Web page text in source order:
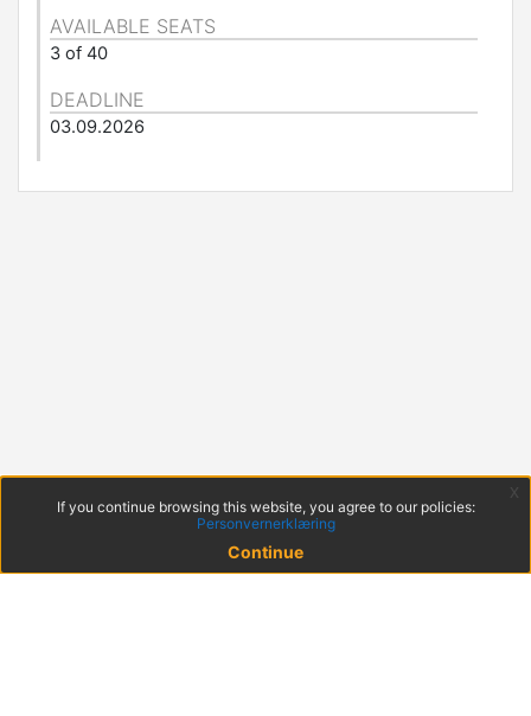
AVAILABLE SEATS
3 of 40
DEADLINE
03.09.2026
If you continue browsing this website, you agree to our policies:
Personvernerklæring
Continue
x